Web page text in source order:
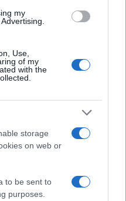
my
Use,
of my
with the
storage
on web or
to be sent to
purposes.